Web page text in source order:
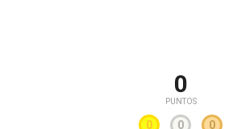
0
PUNTOS
0 0 0